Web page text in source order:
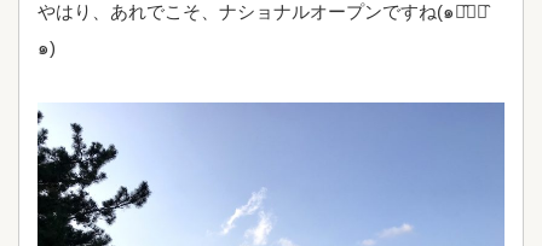
やはり、あれでこそ、ナショナルオープンですね(๑･̑◡･̑
๑)